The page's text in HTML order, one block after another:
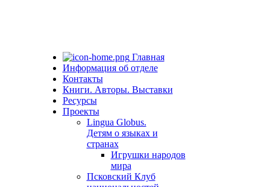
Главная
Информация об отделе
Контакты
Книги. Авторы. Выставки
Ресурсы
Проекты
Lingua Globus.
Детям о языках и
странах
Игрушки народов
мира
Псковский Клуб